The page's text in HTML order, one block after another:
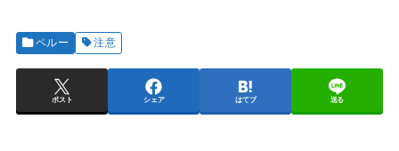
ペルー 注意
ポスト シェア はてブ 送る